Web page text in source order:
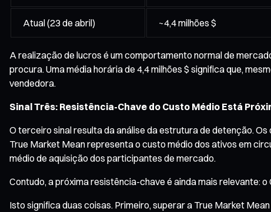
Atual (23 de abril) ~4,4 milhões $
A realização de lucros é um comportamento normal de
procura. Uma média horária de 4,4 milhões $ significa que,
vendedora.
Sinal Três: Resistência-Chave do Custo Médio Está
O terceiro sinal resulta da análise da estrutura de detenção.
True Market Mean representa o custo médio dos ativos em
médio de aquisição dos participantes de mercado.
Contudo, a próxima resistência-chave é ainda mais relevante:
Isto significa duas coisas. Primeiro, superar a True Market